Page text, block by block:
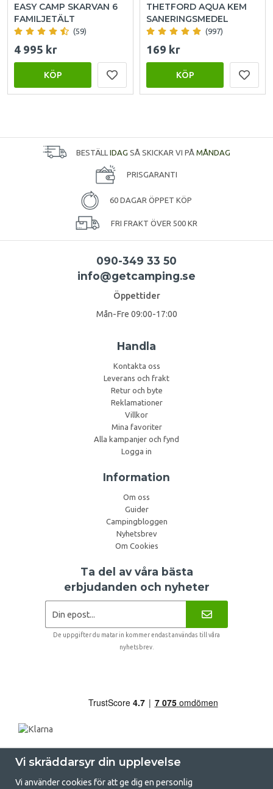
EASY CAMP SKARVAN 6
FAMILJETÄLT
(59)
4 995 kr
KÖP
THETFORD AQUA KEM
SANERINGSMEDEL
(997)
169 kr
KÖP
BESTÄLL IDAG SÅ SKICKAR VI PÅ MÅNDAG
PRISGARANTI
60 DAGAR ÖPPET KÖP
FRI FRAKT ÖVER 500 KR
090-349 33 50
info@getcamping.se
Öppettider
Mån-Fre 09:00-17:00
Handla
Kontakta oss
Leverans och frakt
Retur och byte
Reklamationer
Villkor
Mina favoriter
Alla kampanjer och fynd
Logga in
Information
Om oss
Guider
Campingbloggen
Nyhetsbrev
Om Cookies
Ta del av våra bästa
erbjudanden och nyheter
De uppgifter du matar in kommer endast användas till våra
nyhetsbrev.
Vi skräddarsyr din upplevelse
Vi använder cookies för att ge dig en personlig